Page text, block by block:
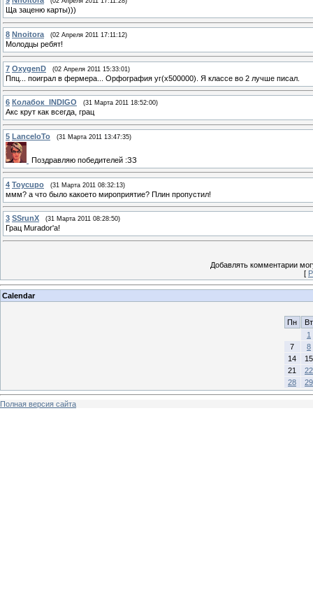
Ща заценю карты)))
8 Nnoitora (02 Апреля 2011 17:11:12)
Молодцы ребят!
7 OxygenD (02 Апреля 2011 15:33:01)
Ппц... поиграл в фермера... Орфография уг(х500000). Я классе во 2 лучше писал.
6 Колабок_INDIGO (31 Марта 2011 18:52:00)
Акс крут как всегда, грац
5 LanceloTo (31 Марта 2011 13:47:35)
Поздравляю победителей :ЗЗ
4 Toycupo (31 Марта 2011 08:32:13)
ммм? а что было какоето мироприятие? Плин пропустил!
3 SSrunX (31 Марта 2011 08:28:50)
Грац Murador'a!
Добавлять комментарии
[
Calendar
Пн
Вт
1
7
8
14
15
21
22
28
29
Полная версия сайта